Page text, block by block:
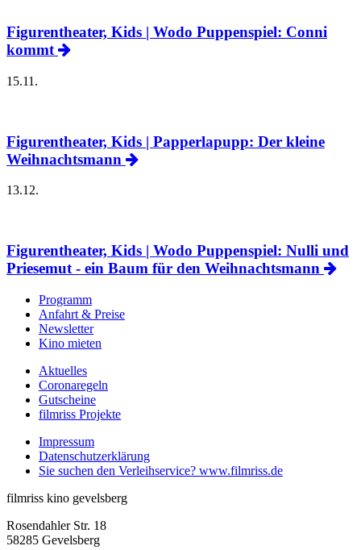
Figurentheater, Kids | Wodo Puppenspiel: Conni
kommt
15.11.
Figurentheater, Kids | Papperlapupp: Der kleine
Weihnachtsmann
13.12.
Figurentheater, Kids | Wodo Puppenspiel: Nulli und
Priesemut - ein Baum für den Weihnachtsmann
Programm
Anfahrt & Preise
Newsletter
Kino mieten
Aktuelles
Coronaregeln
Gutscheine
filmriss Projekte
Impressum
Datenschutzerklärung
Sie suchen den Verleihservice? www.filmriss.de
filmriss kino gevelsberg
Rosendahler Str. 18
58285 Gevelsberg